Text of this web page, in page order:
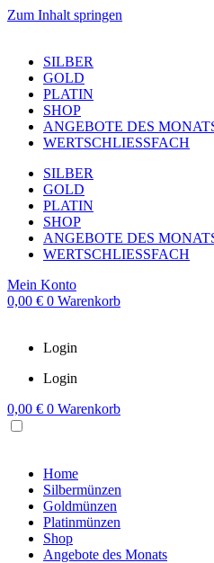
Zum Inhalt springen
SILBER
GOLD
PLATIN
SHOP
ANGEBOTE DES
WERTSCHLIESSFACH
SILBER
GOLD
PLATIN
SHOP
ANGEBOTE DES
WERTSCHLIESSFACH
Mein Konto
0,00 € 0 Warenkorb
Login
Login
0,00 € 0 Warenkorb
Home
Silbermünzen
Goldmünzen
Platinmünzen
Shop
Angebote des Monats